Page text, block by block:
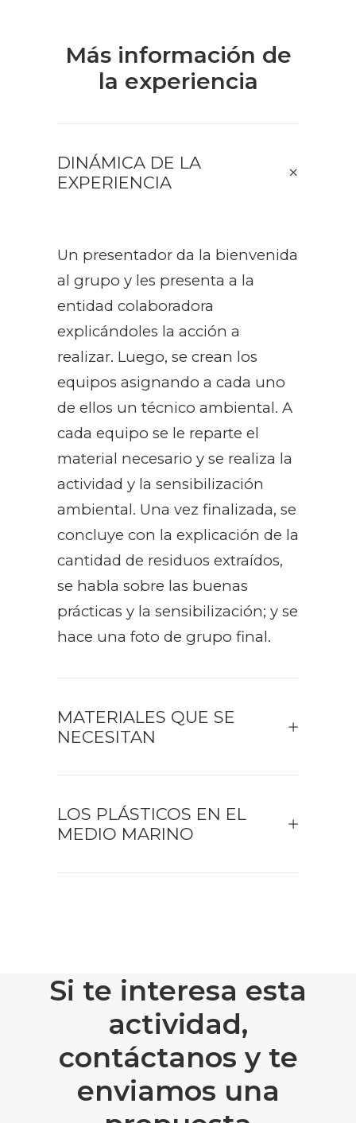
Más información de
la experiencia
DINÁMICA DE LA
EXPERIENCIA
Un presentador da la bienvenida
al grupo y les presenta a la
entidad colaboradora
explicándoles la acción a
realizar. Luego, se crean los
equipos asignando a cada uno
de ellos un técnico ambiental. A
cada equipo se le reparte el
material necesario y se realiza la
actividad y la sensibilización
ambiental. Una vez finalizada, se
concluye con la explicación de la
cantidad de residuos extraídos,
se habla sobre las buenas
prácticas y la sensibilización; y se
hace una foto de grupo final.
MATERIALES QUE SE
NECESITAN
LOS PLÁSTICOS EN EL
MEDIO MARINO
Si te interesa esta
actividad,
contáctanos y te
enviamos una